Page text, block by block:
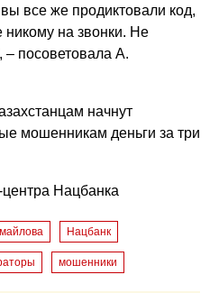
все же продиктовали код,
никому на звонки. Не
– посоветовала А.
начнут
мошенникам деньги за три
Нацбанка
Нацбанк
мошенники